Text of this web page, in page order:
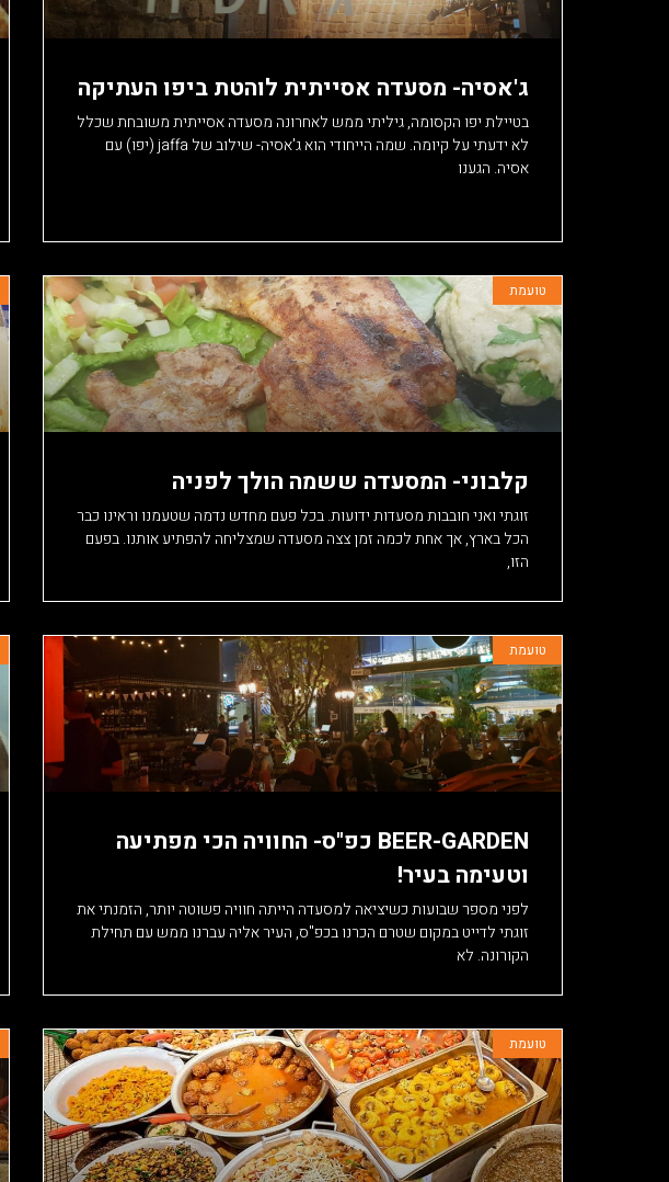
ג'אסיה- מסעדה אסייתית לוהטת ביפו העתיקה
בטיילת יפו הקסומה, גיליתי ממש לאחרונה מסעדה אסייתית משובחת שכלל
לא ידעתי על קיומה. שמה הייחודי הוא ג'אסיה- שילוב של jaffa (יפו) עם
אסיה. הגענו
טועמת
קלבוני- המסעדה ששמה הולך לפניה
זוגתי ואני חובבות מסעדות ידועות. בכל פעם מחדש נדמה שטעמנו וראינו כבר
הכל בארץ, אך אחת לכמה זמן צצה מסעדה שמצליחה להפתיע אותנו. בפעם
הזו,
טועמת
BEER-GARDEN כפ"ס- החוויה הכי מפתיעה
וטעימה בעיר!
לפני מספר שבועות כשיציאה למסעדה הייתה חוויה פשוטה יותר, הזמנתי את
זוגתי לדייט במקום שטרם הכרנו בכפ"ס, העיר אליה עברנו ממש עם תחילת
הקורונה. לא
טועמת